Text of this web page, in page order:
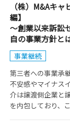
（株）M&Aキ
編】
～創業以来訴訟
自の事業方針と
事業継続
第三者への事業承
不安感やマイナス
介は譲渡側企業と
を内包しており、